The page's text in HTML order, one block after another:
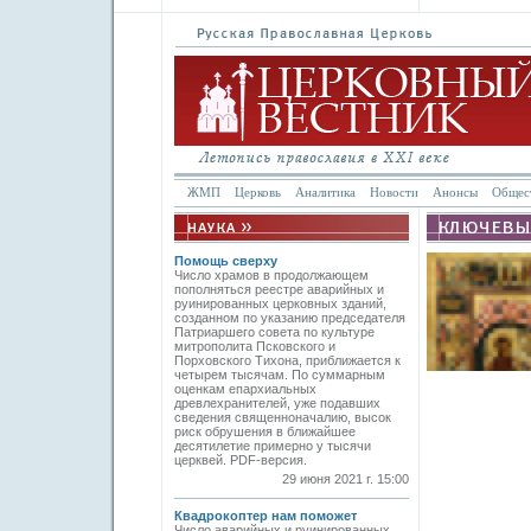
ЖМП Церковь Аналитика Новости Анонсы
Помощь сверху
Число храмов в продолжающем
пополняться реестре аварийных и
руинированных церковных зданий,
созданном по указанию председателя
Патриаршего совета по культуре
митропо­лита Псковского и
Порховского Тихона, приближается к
четырем тысячам. По суммарным
оценкам епархиальных
древлехранителей, уже подавших
сведения священноначалию, высок
риск обрушения в ближайшее
десятилетие примерно у тысячи
церквей. PDF-версия.
29 июня 2021 г. 15:00
Квадрокоптер нам поможет